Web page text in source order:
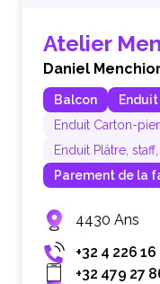
Atelier
Daniel Menchior
Balcon
Enduit Carton-
Enduit Plâtre,
Parement de la
4430 Ans
+32 4 226 16
+32 479 27